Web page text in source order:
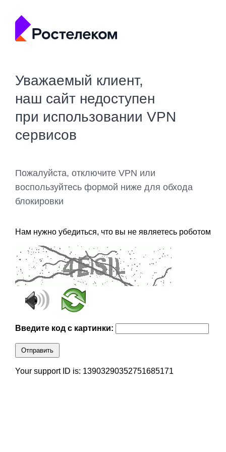
Уважаемый клиент,
наш сайт недоступен
при использовании VPN
сервисов
Пожалуйста, отключите VPN или
воспользуйтесь формой ниже для обхода
блокировки
Нам нужно убедиться, что вы не являетесь роботом
Введите код с картинки:
Отправить
Your support ID is: 13903290352751685171